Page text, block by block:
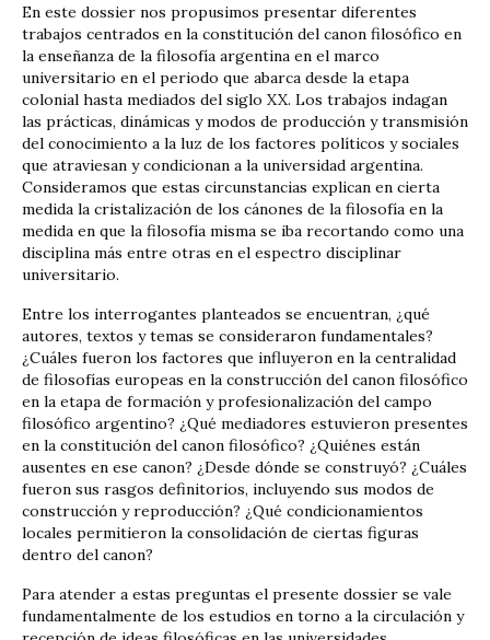
En este dossier nos propusimos presentar diferentes
trabajos centrados en la constitución del canon filosófico en
la enseñanza de la filosofía argentina en el marco
universitario en el periodo que abarca desde la etapa
colonial hasta mediados del siglo XX. Los trabajos indagan
las prácticas, dinámicas y modos de producción y transmisión
del conocimiento a la luz de los factores políticos y sociales
que atraviesan y condicionan a la universidad argentina.
Consideramos que estas circunstancias explican en cierta
medida la cristalización de los cánones de la filosofía en la
medida en que la filosofía misma se iba recortando como una
disciplina más entre otras en el espectro disciplinar
universitario.
Entre los interrogantes planteados se encuentran, ¿qué
autores, textos y temas se consideraron fundamentales?
¿Cuáles fueron los factores que influyeron en la centralidad
de filosofías europeas en la construcción del canon filosófico
en la etapa de formación y profesionalización del campo
filosófico argentino? ¿Qué mediadores estuvieron presentes
en la constitución del canon filosófico? ¿Quiénes están
ausentes en ese canon? ¿Desde dónde se construyó? ¿Cuáles
fueron sus rasgos definitorios, incluyendo sus modos de
construcción y reproducción? ¿Qué condicionamientos
locales permitieron la consolidación de ciertas figuras
dentro del canon?
Para atender a estas preguntas el presente dossier se vale
fundamentalmente de los estudios en torno a la circulación y